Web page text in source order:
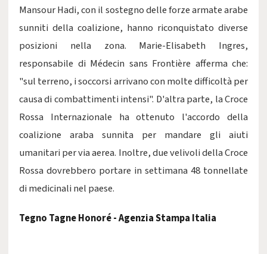
Mansour Hadi, con il sostegno delle forze armate arabe
sunniti della coalizione, hanno riconquistato diverse
posizioni nella zona. Marie-Elisabeth Ingres,
responsabile di Médecin sans Frontière afferma che:
"sul terreno, i soccorsi arrivano con molte difficoltà per
causa di combattimenti intensi". D'altra parte, la Croce
Rossa Internazionale ha ottenuto l'accordo della
coalizione araba sunnita per mandare gli aiuti
umanitari per via aerea. Inoltre, due velivoli della Croce
Rossa dovrebbero portare in settimana 48 tonnellate
di medicinali nel paese.
Tegno Tagne Honoré - Agenzia Stampa Italia